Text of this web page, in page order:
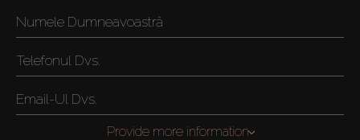
Provide more information